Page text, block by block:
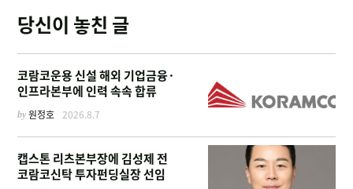
당신이 놓친 글
코람코운용 신설 해외 기업금융·
인프라본부에 인력 속속 합류
by원정호 2026.8.7
캡스톤 리츠본부장에 김성제 전
코람코신탁 투자펀딩실장 선임